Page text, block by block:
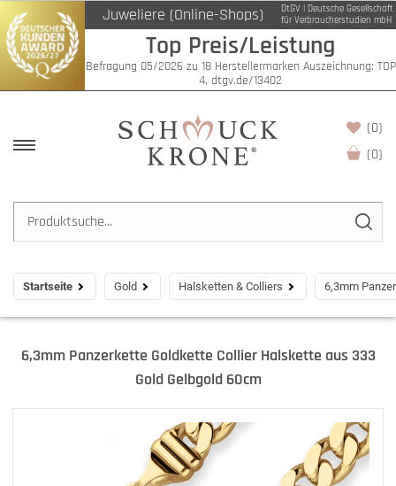
Juweliere (Online-Shops)
DtGV | Deutsche Gesellschaft
für Verbraucherstudien mbH
Top Preis/Leistung
Befragung 05/2026 zu 18 Herstellermarken Auszeichnung: TOP
4, dtgv.de/13402
(0)
(0)
Startseite Gold Halsketten & Colliers 6,3mm
6,3mm Panzerkette Goldkette Collier Halskette aus 333
Gold Gelbgold 60cm